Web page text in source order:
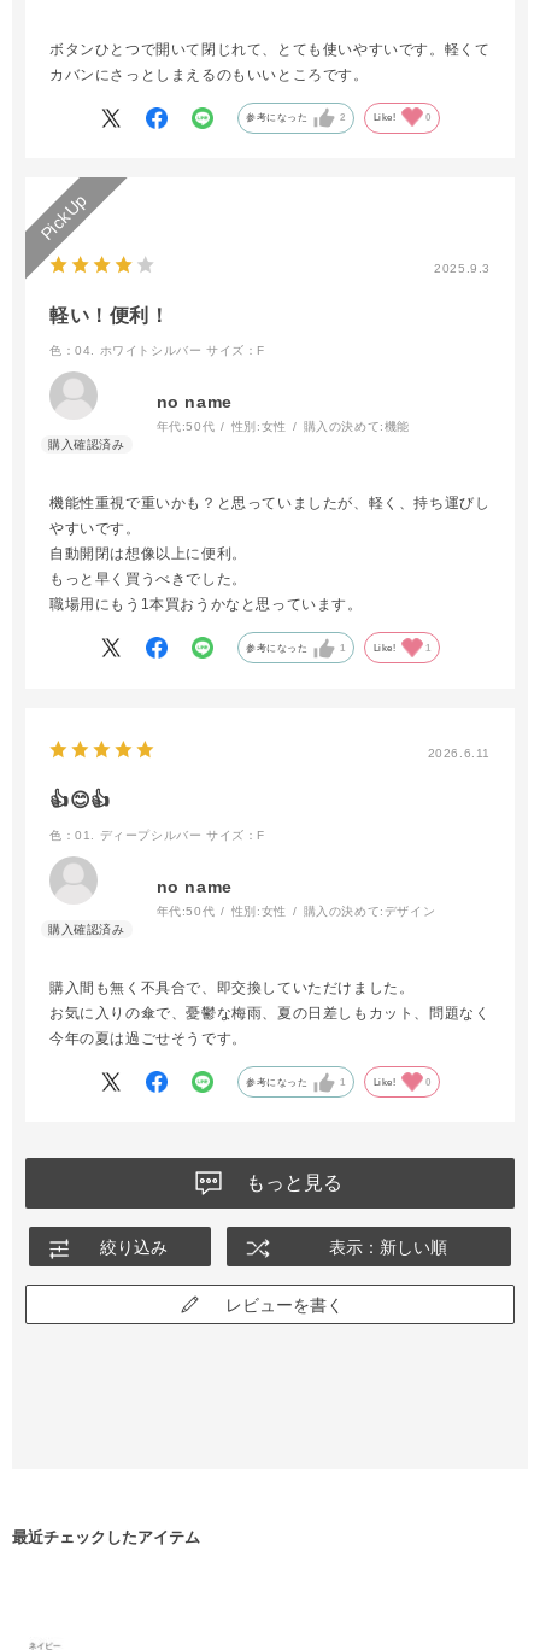
ボタンひとつで開いて閉じれて、とても使いやすいです。軽くて
カバンにさっとしまえるのもいいところです。
参考になった 2 Like! 0
2025.9.3
軽い！便利！
色：04. ホワイトシルバー サイズ：F
no name
年代:50代 性別:女性 購入の決めて:機能
機能性重視で重いかも？と思っていましたが、軽く、持ち運びし
やすいです。
自動開閉は想像以上に便利。
もっと早く買うべきでした。
職場用にもう1本買おうかなと思っています。
参考になった 1 Like! 1
2026.6.11
👍😊👍
色：01. ディープシルバー サイズ：F
no name
年代:50代 性別:女性 購入の決めて: デザイン
購入間も無く不具合で、即交換していただけました。
お気に入りの傘で、憂鬱な梅雨、夏の日差しもカット、問題なく
今年の夏は過ごせそうです。
参考になった 1 Like! 0
もっと見る
絞り込み 表示：新しい順
レビューを書く
最近チェックしたアイテム